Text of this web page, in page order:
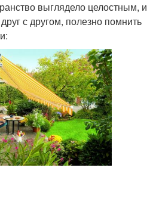
выглядело целостным, и
с другом, полезно помнить